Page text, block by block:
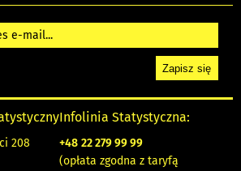
208
Infolinia Statystyczna:
+48 22 279 99 99
(opłata zgodna z taryfą